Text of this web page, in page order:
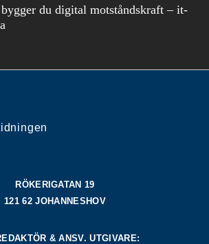
bygger du digital motståndskraft – it-
RÖKERIGATAN 19
121 62 JOHANNESHOV
& ANSV. UTGIVARE: